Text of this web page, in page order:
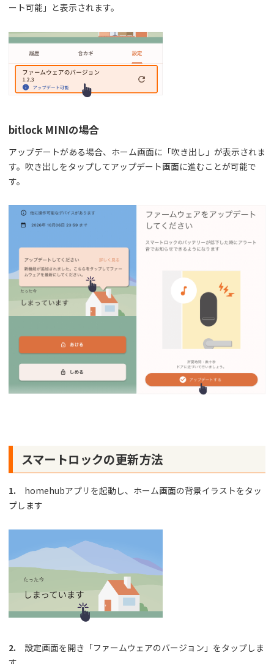
ート可能」と表示されます。
bitlock MINIの場合
アップデートがある場合、ホーム画面に「吹き出し」が表示されま
す。吹き出しをタップしてアップデート画面に進むことが可能で
す。
スマートロックの更新方法
1. homehubアプリを起動し、ホーム画面の背景イラストをタッ
プします
2. 設定画面を開き「ファームウェアのバージョン」をタップしま